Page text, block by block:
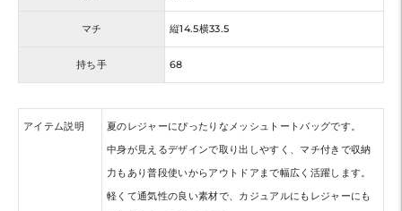
マチ 縦14.5横33.5
持ち手 68
アイテム説明
夏のレジャーにぴったりなメッシュトートバッグです。
中身が見えるデザインで取り出しやすく、マチ付きで収納
力もあり普段使いからアウトドアまで幅広く活躍します。
軽くて通気性の良い素材で、カジュアルにもレジャーにも